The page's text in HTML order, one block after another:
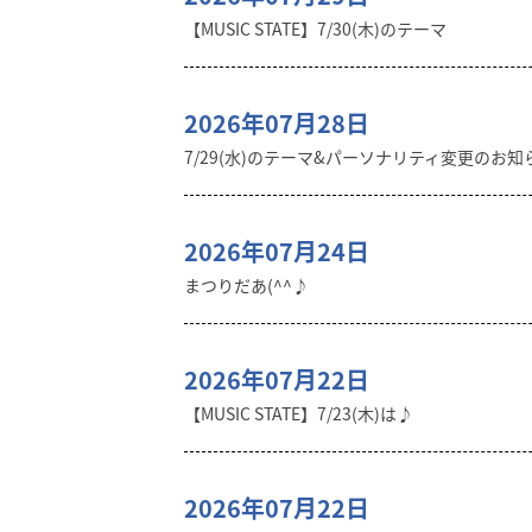
【MUSIC STATE】7/30(木)のテーマ
2026年07月28日
7/29(水)のテーマ&パーソナリティ変更のお知
2026年07月24日
まつりだあ(^^♪
2026年07月22日
【MUSIC STATE】7/23(木)は♪
2026年07月22日